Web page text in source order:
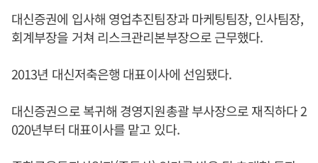
대신증권에 입사해 영업추진팀장과 마케팅팀장, 인사팀장,
회계부장을 거쳐 리스크관리본부장으로 근무했다.
2013년 대신저축은행 대표이사에 선임됐다.
대신증권으로 복귀해 경영지원총괄 부사장으로 재직하다 2
020년부터 대표이사를 맡고 있다.